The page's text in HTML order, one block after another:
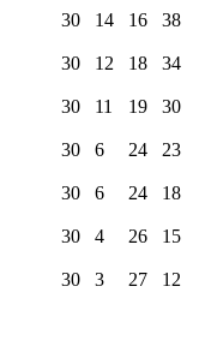
30 14 16 38
30 12 18 34
30 11 19 30
30 6 24 23
30 6 24 18
30 4 26 15
30 3 27 12